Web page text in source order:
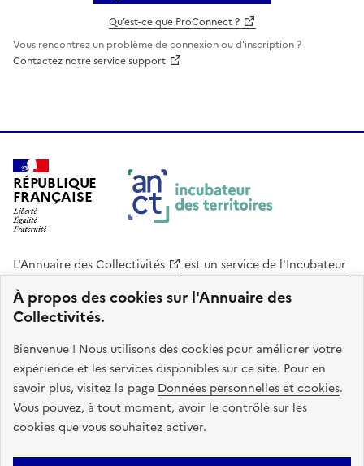
À propos des cookies sur l'Annuaire des
Collectivités.
Bienvenue ! Nous utilisons des cookies pour améliorer votre
expérience et les services disponibles sur ce site. Pour en
savoir plus, visitez la page Données personnelles et cookies.
Vous pouvez, à tout moment, avoir le contrôle sur les
cookies que vous souhaitez activer.
Qu’est-ce que ProConnect ?
Vous rencontrez un problème de connexion ou d'inscription ?
Contactez notre service support
RÉPUBLIQUE
FRANÇAISE
L'Annuaire des Collectivités est un service de l'Incubateur
Cohésion des Territoires
. Le code source de ce site web
est disponible en licence libre. Le design de ce site est conçu
avec le système de design de l’État.
legifrance.gouv.fr
info.gouv.fr
service-public.gouv.fr
data.gouv.fr
Plan du site Accessibilite : non conforme Mentions légales